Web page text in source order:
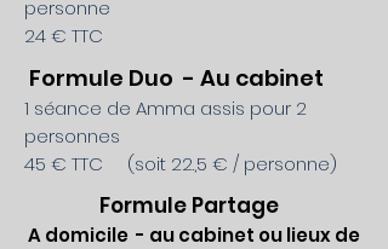
personne
24 € TTC
Formule Duo - Au cabinet
1 séance de Amma assis pour 2
personnes
45 € TTC (soit 22.,5 € / personne)
Formule Partage
A domicile - au cabinet ou lieux de